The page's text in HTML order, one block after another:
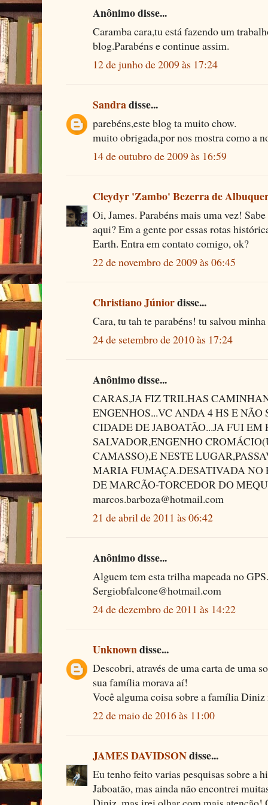
Anônimo disse...
Caramba cara,tu está fazendo um
blog.Parabéns e continue assim.
12 de junho de 2009 às 17:24
Sandradisse...
parebéns,este blog ta muito chow.
muito obrigada,por nos mostra como a
14 de outubro de 2009 às 16:59
Cleydyr 'Zambo' Bezerra de
Oi, James. Parabéns mais uma vez!
aqui? Em a gente por essas rotas
Earth. Entra em contato comigo, ok?
22 de novembro de 2009 às 06:45
Christiano Júniordisse...
Cara, tu tah te parabéns! tu salvou
24 de setembro de 2010 às 17:24
Anônimo disse...
CARAS,JA FIZ TRILHAS
ENGENHOS...VC ANDA 4 HS E
CIDADE DE JABOATÃO...JA FUI EM
SALVADOR,ENGENHO
CAMASSO),E NESTE
MARIA FUMAÇA.DESATIVADA NO
DE MARCÃO-TORCEDOR DO
marcos.barboza@hotmail.com
21 de abril de 2011 às 06:42
Anônimo disse...
Alguem tem esta trilha mapeada no
Sergiobfalcone@hotmail.com
24 de dezembro de 2011 às 14:22
Unknowndisse...
Descobri, através de uma carta de uma
sua família morava aí!
Você alguma coisa sobre a família
22 de maio de 2016 às 11:00
JAMES DAVIDSONdisse...
Eu tenho feito varias pesquisas sobre a
Jaboatão, mas ainda não encontrei